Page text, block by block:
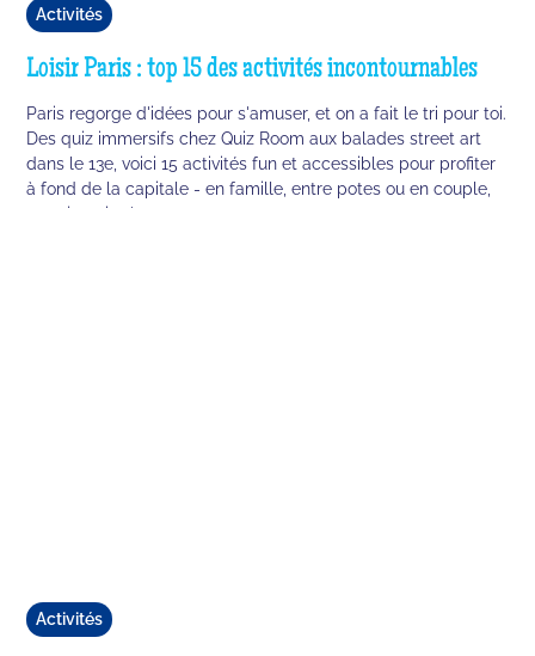
Activités
Loisir Paris : top 15 des activités incontournables
Paris regorge d'idées pour s'amuser, et on a fait le tri pour toi.
Des quiz immersifs chez Quiz Room aux balades street art
dans le 13e, voici 15 activités fun et accessibles pour profiter
à fond de la capitale - en famille, entre potes ou en couple,
sans jamais s'ennuyer.
Activités